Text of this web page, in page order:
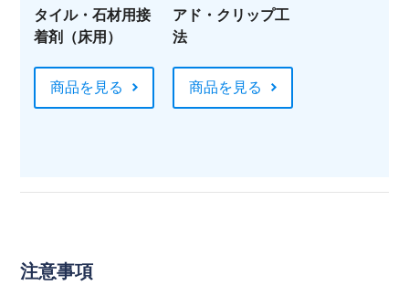
タイル・石材用接
着剤（床用）
商品を見る
アド・クリップ工
法
商品を見る
注意事項